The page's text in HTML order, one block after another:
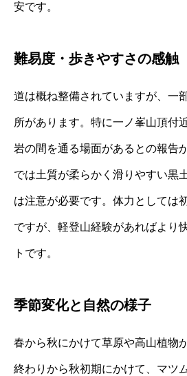
安です。
難易度・歩きやすさの感触
道は概ね整備されていますが、一
所があります。特に一ノ峯山頂付
岩の間を通る場面があるとの報告
では土質が柔らかく滑りやすい黒
は注意が必要です。体力としては
ですが、軽登山経験があればより
トです。
季節変化と自然の様子
春から秋にかけて草原や高山植物
終わりから秋初期にかけて、マツ